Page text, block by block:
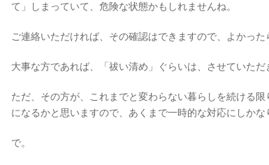
て」しまっていて、危険な状態かもしれませんね。
ご連絡いただければ、その確認はできますので、よかった
大事な方であれば、「祓い清め」ぐらいは、させていただ
ただ、その方が、これまでと変わらない暮らしを続ける
になるかと思いますので、あくまで一時的な対応にしかな
で。